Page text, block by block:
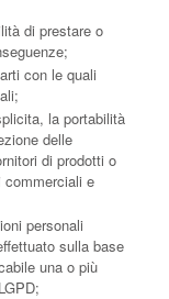
di prestare o
con le quali
la portabilità
delle
di prodotti o
e
personali
sulla base
una o più